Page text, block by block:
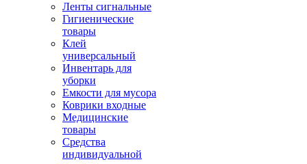
Ленты сигнальные
Гигиенические
товары
Клей
универсальный
Инвентарь для
уборки
Емкости для мусора
Коврики входные
Медицинские
товары
Средства
индивидуальной